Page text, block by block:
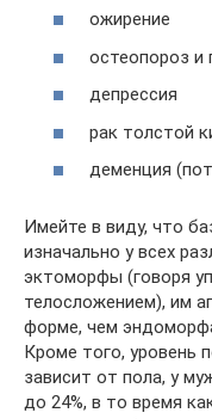
ожирение
остеопороз и
депрессия
рак толстой
деменция
Имейте в виду, что
изначально у всех
эктоморфы (говоря
телосложением), им
форме, чем
Кроме того, уровень
зависит от пола, у
до 24%, в то время